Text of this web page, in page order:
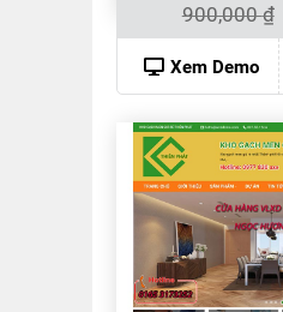
900,000₫
Xem Demo